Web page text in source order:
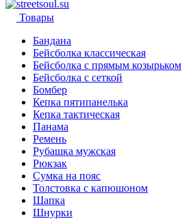
Товары
Бандана
Бейсболка классическая
Бейсболка с прямым козырьком
Бейсболка с сеткой
Бомбер
Кепка пятипанелька
Кепка тактическая
Панама
Ремень
Рубашка мужская
Рюкзак
Сумка на пояс
Толстовка с капюшоном
Шапка
Шнурки